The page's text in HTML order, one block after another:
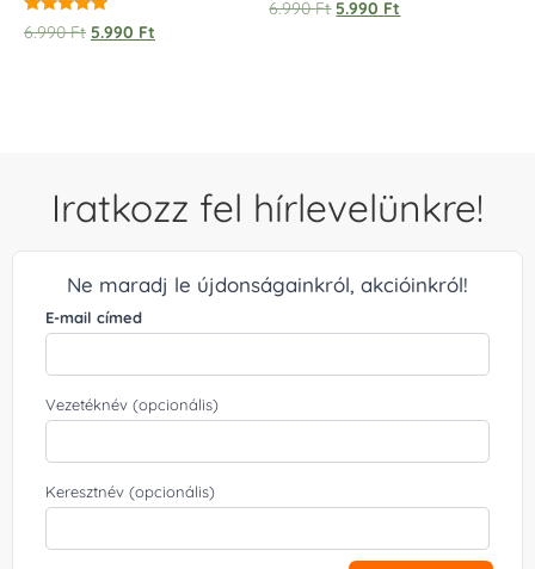
Értékelés:
5.00
6.990Ft 5.990 Ft
6.990Ft 5.990 Ft
Iratkozz fel hírlevelünkre!
Ne maradj le újdonságainkról, akcióinkról!
E-mail címed
Vezetéknév (opcionális)
Keresztnév (opcionális)